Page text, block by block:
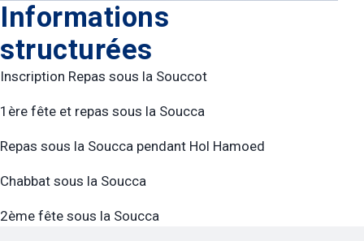
Informations
structurées
Inscription Repas sous la Souccot
1ère fête et repas sous la Soucca
Repas sous la Soucca pendant Hol Hamoed
Chabbat sous la Soucca
2ème fête sous la Soucca